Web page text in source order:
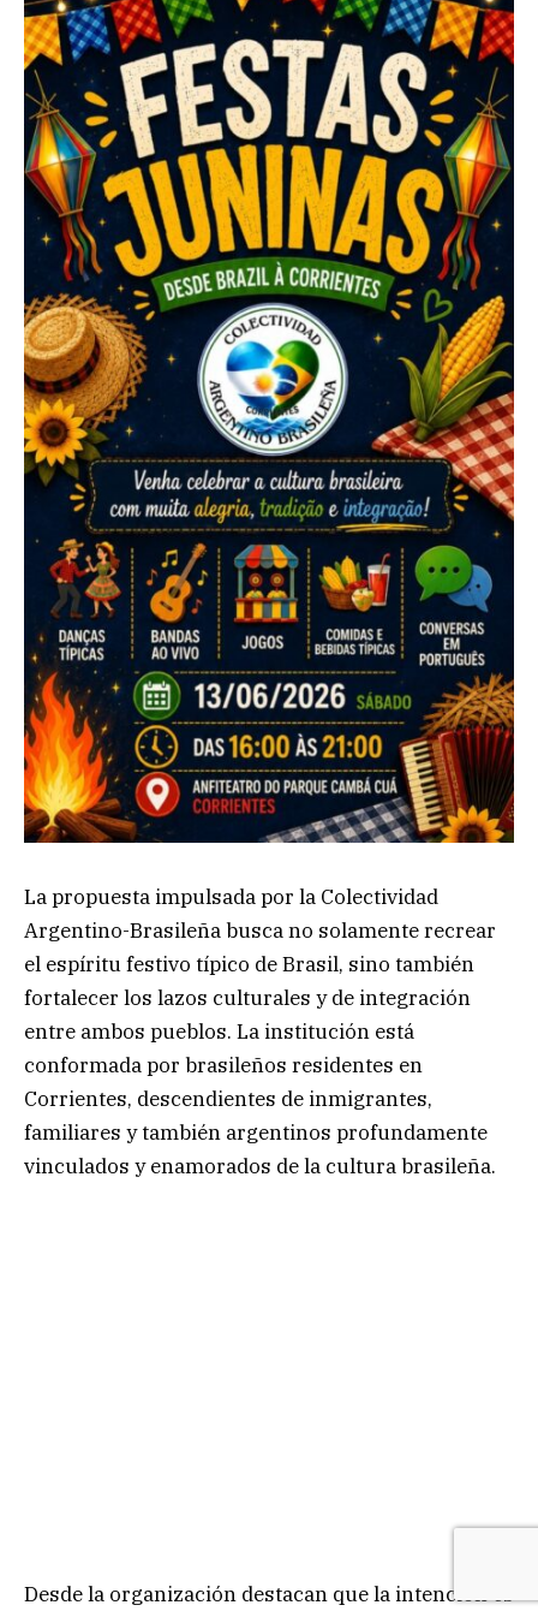
La propuesta impulsada por la Colectividad
Argentino-Brasileña busca no solamente recrear
el espíritu festivo típico de Brasil, sino también
fortalecer los lazos culturales y de integración
entre ambos pueblos. La institución está
conformada por brasileños residentes en
Corrientes, descendientes de inmigrantes,
familiares y también argentinos profundamente
vinculados y enamorados de la cultura brasileña.
Desde la organización destacan que la intención es